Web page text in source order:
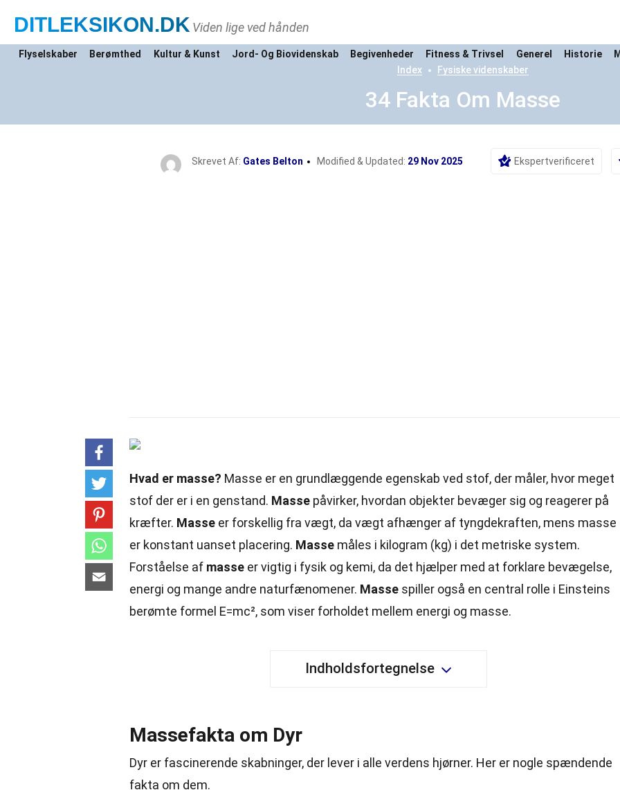
DITLEKSIKON.DK Viden lige ved hånden
Flyselskaber Berømthed Kultur & Kunst Jord- Og Biovidenskab Begivenheder Fitness & Trivsel Generel Historie
Index
Fysiske videnskaber
34 Fakta Om Masse
Skrevet Af: Gates Belton Modified & Updated: 29 Nov 2025 Ekspertverificeret
Hvad er masse? Masse er en grundlæggende egenskab ved stof, der måler, hvor meget
stof der er i en genstand. Masse påvirker, hvordan objekter bevæger sig og reagerer på
kræfter. Masse er forskellig fra vægt, da vægt afhænger af tyngdekraften, mens masse
er konstant uanset placering. Masse måles i kilogram (kg) i det metriske system.
Forståelse af masse er vigtig i fysik og kemi, da det hjælper med at forklare bevægelse,
energi og mange andre naturfænomener. Masse spiller også en central rolle i Einsteins
berømte formel E=mc², som viser forholdet mellem energi og masse.
Indholdsfortegnelse
Massefakta om Dyr
Dyr er fascinerende skabninger, der lever i alle verdens hjørner. Her er nogle spændende
fakta om dem.